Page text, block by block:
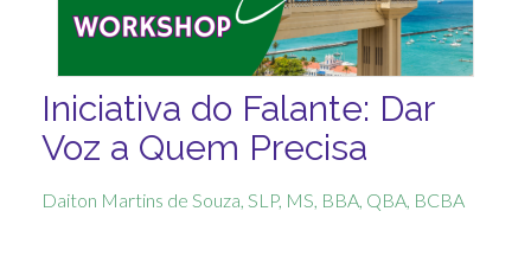
Iniciativa do Falante: Dar
Voz a Quem Precisa
Daiton Martins de Souza, SLP, MS, BBA, QBA, BCBA